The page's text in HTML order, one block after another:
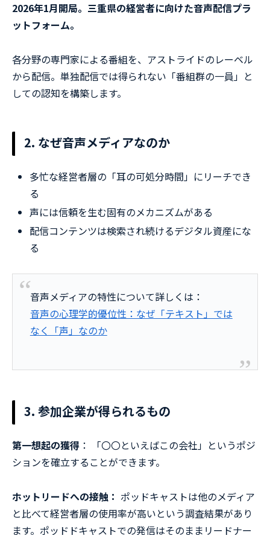
2026年1月開局。三重県の経営者に向けた音声配信プラ
ットフォーム。
各分野の専門家による番組を、アストライドのレーベル
から配信。単独配信では得られない「番組群の一員」と
しての認知を構築します。
2. なぜ音声メディアなのか
多忙な経営者層の「耳の可処分時間」にリーチでき
る
声には信頼を生む固有のメカニズムがある
配信コンテンツは検索され続けるデジタル資産にな
る
音声メディアの特性について詳しくは：
音声の心理学的優位性：なぜ「テキスト」では
なく「声」なのか
3. 参加企業が得られるもの
第一想起の獲得 ： 「〇〇といえばこの会社」というポジ
ションを確立することができます。
ホットリードへの接触： ポッドキャストは他のメディア
と比べて経営者層の使用率が高いという調査結果があり
ます。ポッドドキャストでの発信はそのままリードナー